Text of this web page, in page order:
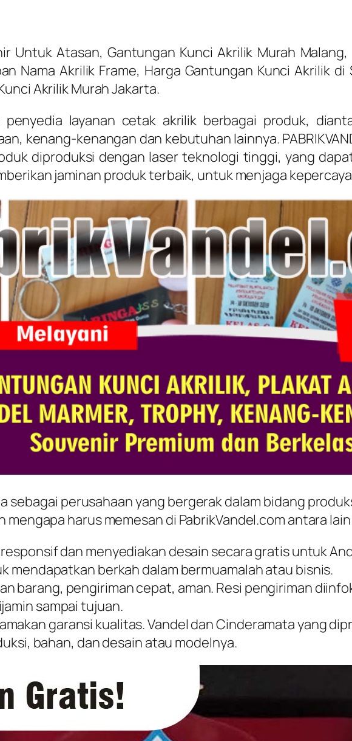
Untuk Atasan, Gantungan Kunci Akrilik Murah
Nama Akrilik Frame, Harga Gantungan Kunci Akrilik
Akrilik Murah Jakarta.
penyedia layanan cetak akrilik berbagai produk,
kenang-kenangan dan kebutuhan lainnya.
diproduksi dengan laser teknologi tinggi, yang
jaminan produk terbaik, untuk menjaga
sebagai perusahaan yang bergerak dalam bidang
mengapa harus memesan di PabrikVandel.com antara lain
dan menyediakan desain secara gratis untuk
mendapatkan berkah dalam bermuamalah atau bisnis.
barang, pengiriman cepat, aman. Resi pengiriman
sampai tujuan.
garansi kualitas. Vandel dan Cinderamata yang
bahan, dan desain atau modelnya.